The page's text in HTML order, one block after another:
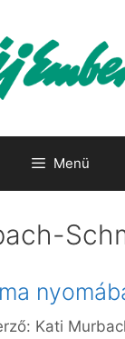
Menü
Kati